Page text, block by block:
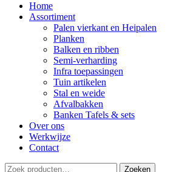
Home
Assortiment
Palen vierkant en Heipalen
Planken
Balken en ribben
Semi-verharding
Infra toepassingen
Tuin artikelen
Stal en weide
Afvalbakken
Banken Tafels & sets
Over ons
Werkwijze
Contact
Zoeken
Zoeken